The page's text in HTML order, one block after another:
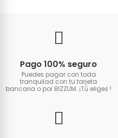
Pago 100% seguro
Puedes pagar con toda
tranquilad con tu tarjeta
bancaria o por BIZZUM. ¡Tú eliges !